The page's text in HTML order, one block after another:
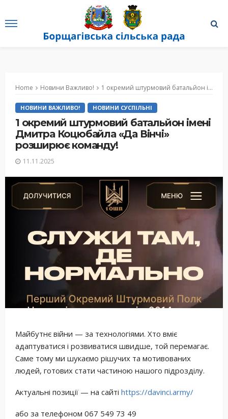
Home Новини Важливо! 1 окремий штурмовий батальйон імені Дмитра Коцюбайла «Да Вінчі» розширює команду!
НОВИНИ ВАЖЛИВО! НОВИНИ СУСПІЛЬНІ
1 окремий штурмовий батальйон імені
Дмитра Коцюбайла «Да Вінчі»
розширює команду!
11.11.2025
Майбутнє війни — за технологіями. Хто вміє
адаптуватися і розвиватися швидше, той перемагає.
Саме тому ми шукаємо рішучих та мотивованих
людей, готових стати частиною нашого підрозділу.
Актуальні позиції — на сайті https://davinci.army/
або за телефоном 067 549 73 49